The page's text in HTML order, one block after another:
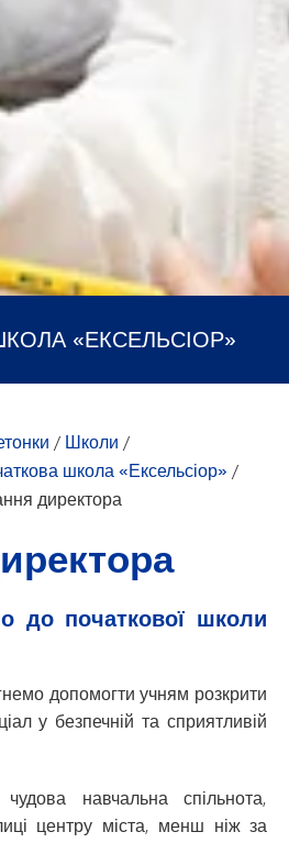
«ЕКСЕЛЬСІОР»
/ Школи /
школа «Ексельсіор» /
директора
до початкової школи
допомогти учням розкрити
у безпечній та сприятливій
навчальна спільнота,
центру міста, менш ніж за